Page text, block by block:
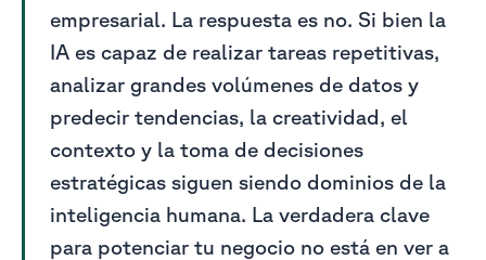
empresarial. La respuesta es no. Si bien la
IA es capaz de realizar tareas repetitivas,
analizar grandes volúmenes de datos y
predecir tendencias, la creatividad, el
contexto y la toma de decisiones
estratégicas siguen siendo dominios de la
inteligencia humana. La verdadera clave
para potenciar tu negocio no está en ver a